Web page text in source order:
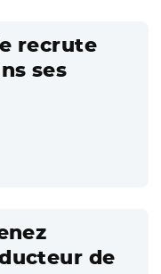
recrute
ses
de